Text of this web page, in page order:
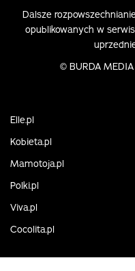
Dalsze
opublikowanych w
© BURDA
Elle.pl
Kobieta.pl
Mamotoja.pl
Polki.pl
Viva.pl
Cocolita.pl